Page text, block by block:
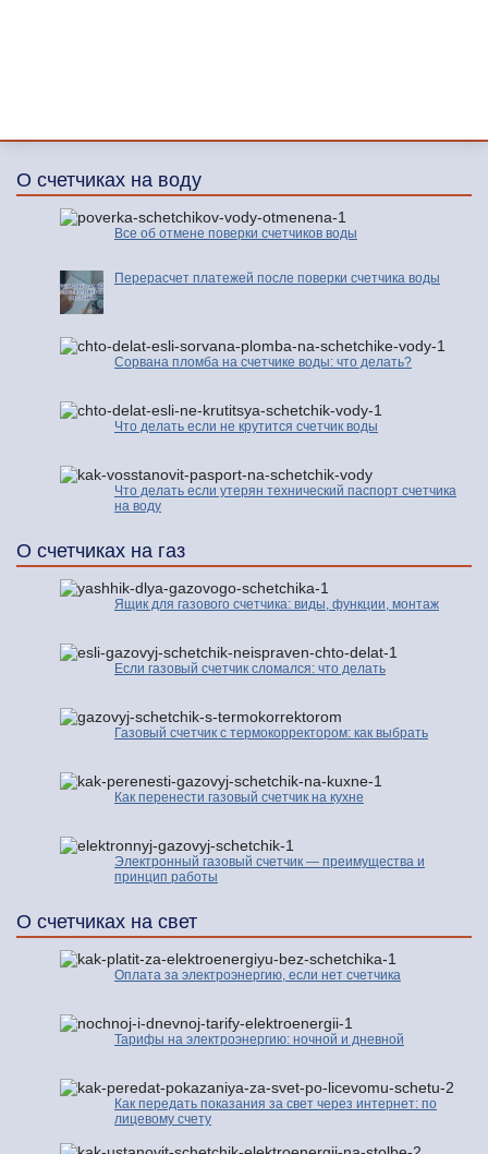
О счетчиках на воду
Все об отмене поверки счетчиков воды
Перерасчет платежей после поверки счетчика воды
Сорвана пломба на счетчике воды: что делать?
Что делать если не крутится счетчик воды
Что делать если утерян технический паспорт счетчика
на воду
О счетчиках на газ
Ящик для газового счетчика: виды, функции, монтаж
Если газовый счетчик сломался: что делать
Газовый счетчик с термокорректором: как выбрать
Как перенести газовый счетчик на кухне
Электронный газовый счетчик — преимущества и
принцип работы
О счетчиках на свет
Оплата за электроэнергию, если нет счетчика
Тарифы на электроэнергию: ночной и дневной
Как передать показания за свет через интернет: по
лицевому счету